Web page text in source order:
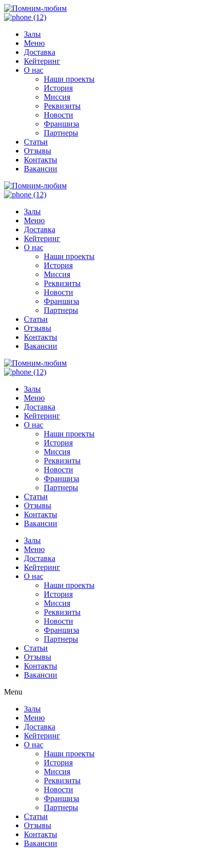
Залы
Меню
Доставка
Кейтеринг
О нас
Наши проекты
История
Миссия
Реквизиты
Новости
Франшиза
Партнеры
Статьи
Отзывы
Контакты
Вакансии
Залы
Меню
Доставка
Кейтеринг
О нас
Наши проекты
История
Миссия
Реквизиты
Новости
Франшиза
Партнеры
Статьи
Отзывы
Контакты
Вакансии
Залы
Меню
Доставка
Кейтеринг
О нас
Наши проекты
История
Миссия
Реквизиты
Новости
Франшиза
Партнеры
Статьи
Отзывы
Контакты
Вакансии
Залы
Меню
Доставка
Кейтеринг
О нас
Наши проекты
История
Миссия
Реквизиты
Новости
Франшиза
Партнеры
Статьи
Отзывы
Контакты
Вакансии
Menu
Залы
Меню
Доставка
Кейтеринг
О нас
Наши проекты
История
Миссия
Реквизиты
Новости
Франшиза
Партнеры
Статьи
Отзывы
Контакты
Вакансии